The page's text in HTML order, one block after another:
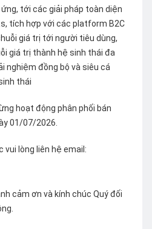
tới các giải pháp toàn diện
tích hợp với các platform B2C
giá trị tới người tiêu dùng,
giá trị thành hệ sinh thái đa
nghiệm đồng bộ và siêu cá
thái
hoạt động phân phối bán
01/07/2026.
vui lòng liên hệ email:
cảm ơn và kính chúc Quý đối